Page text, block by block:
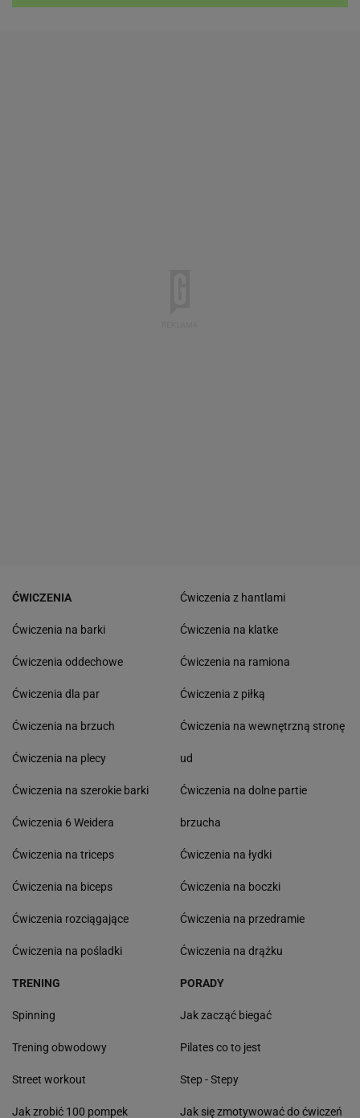
ĆWICZENIA
Ćwiczenia na barki
Ćwiczenia oddechowe
Ćwiczenia dla par
Ćwiczenia na brzuch
Ćwiczenia na plecy
Ćwiczenia na szerokie barki
Ćwiczenia 6 Weidera
Ćwiczenia na triceps
Ćwiczenia na biceps
Ćwiczenia rozciągające
Ćwiczenia na pośladki
Ćwiczenia z hantlami
Ćwiczenia na klatke
Ćwiczenia na ramiona
Ćwiczenia z piłką
Ćwiczenia na wewnętrzną stronę
ud
Ćwiczenia na dolne partie
brzucha
Ćwiczenia na łydki
Ćwiczenia na boczki
Ćwiczenia na przedramie
Ćwiczenia na drążku
TRENING
Spinning
Trening obwodowy
Street workout
Jak zrobić 100 pompek
PORADY
Jak zacząć biegać
Pilates co to jest
Step - Stepy
Jak się zmotywować do ćwiczeń